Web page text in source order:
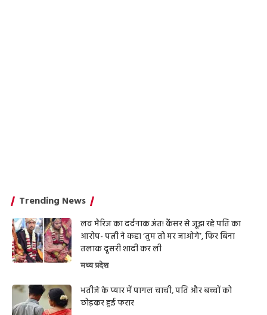
Trending News
लव मैरिज का दर्दनाक अंत! कैंसर से जूझ रहे पति का
आरोप- पत्नी ने कहा ‘तुम तो मर जाओगे’, फिर बिना
तलाक दूसरी शादी कर ली
मध्य प्रदेश
भतीजे के प्यार में पागल चाची, पति और बच्चों को
छोड़कर हुई फरार